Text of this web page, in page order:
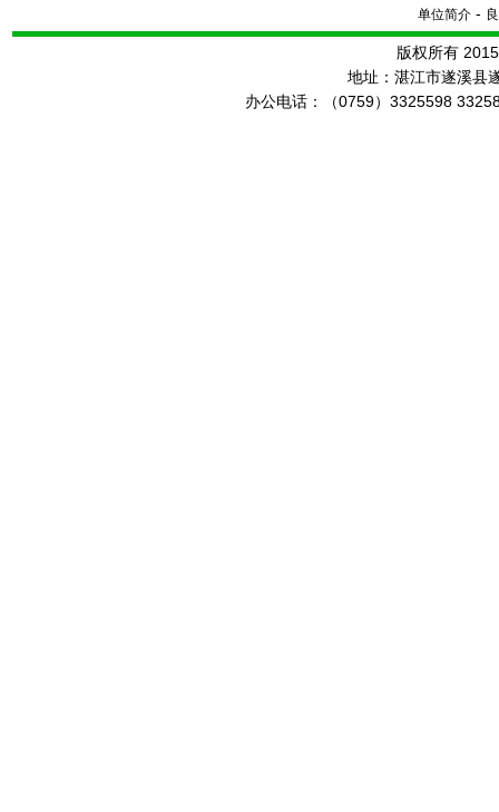
单位简介 -
版权所有
地址：湛江市遂溪县
办公电话：（0759）3325598